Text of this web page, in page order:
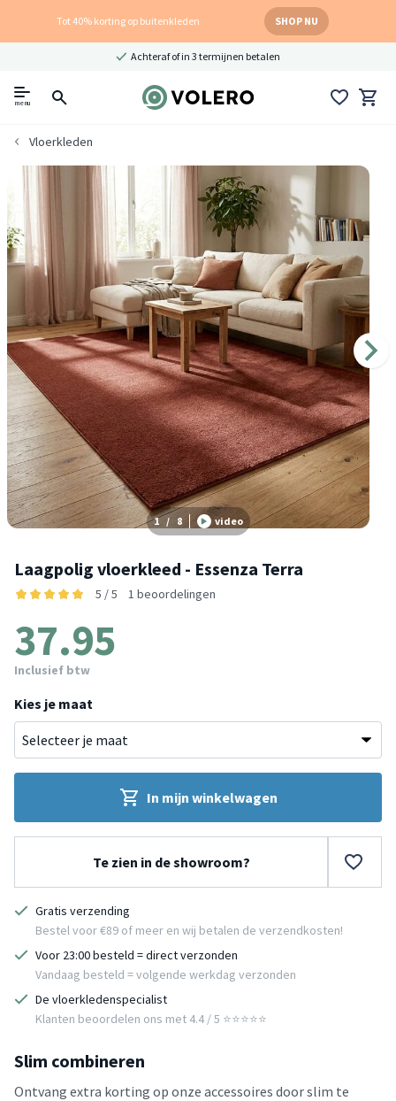
Tot 40% korting op buitenkleden SHOP NU
Achteraf of in 3 termijnen betalen
menu
Vloerkleden
1 / 8 video
Laagpolig vloerkleed - Essenza Terra
5 / 5 1 beoordelingen
37.95
Inclusief btw
Kies je maat
In mijn winkelwagen
Te zien in de showroom?
Gratis verzending
Bestel voor €89 of meer en wij betalen de verzendkosten!
Voor 23:00 besteld = direct verzonden
Vandaag besteld = volgende werkdag verzonden
De vloerkledenspecialist
Klanten beoordelen ons met 4.4 / 5 ⭐⭐⭐⭐⭐
Slim combineren
Ontvang extra korting op onze accessoires door slim te